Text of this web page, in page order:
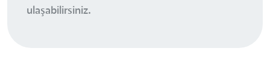
ulaşabilirsiniz.